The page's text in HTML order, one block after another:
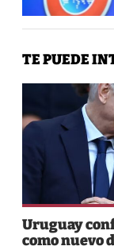
TE PUEDE
Uruguay
como nuevo